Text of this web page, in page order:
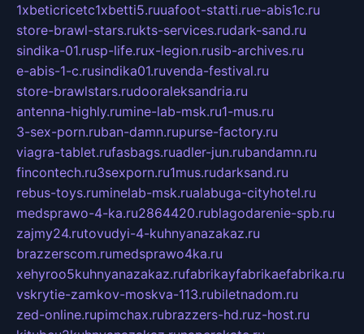
1xbeticricetc1xbetti5.ruuafoot-statti.rue-abis1c.ru
store-brawl-stars.rukts-services.rudark-sand.ru
sindika-01.rusp-life.rux-legion.rusib-archives.ru
e-abis-1-c.rusindika01.ruvenda-festival.ru
store-brawlstars.rudooraleksandria.ru
antenna-highly.rumine-lab-msk.ru1-mus.ru
3-sex-porn.ruban-damn.rupurse-factory.ru
viagra-tablet.rufasbags.ruadler-jun.rubandamn.ru
fincontech.ru3sexporn.ru1mus.rudarksand.ru
rebus-toys.ruminelab-msk.rualabuga-cityhotel.ru
medsprawo-4-ka.ru2864420.rublagodarenie-spb.ru
zajmy24.rutovudyi-4-kuhnyanazakaz.ru
brazzerscom.rumedsprawo4ka.ru
xehyroo5kuhnyanazakaz.rufabrikayfabrikaefabrika.ru
vskrytie-zamkov-moskva-113.rubiletnadom.ru
zed-online.rupimchax.rubrazzers-hd.ruz-host.ru